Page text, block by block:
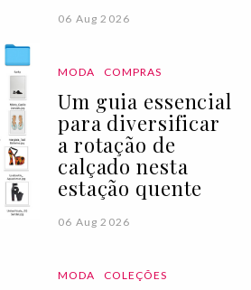
06 Aug 2026
MODA COMPRAS
Um guia essencial
para diversificar
a rotação de
calçado nesta
estação quente
06 Aug 2026
MODA COLEÇÕES